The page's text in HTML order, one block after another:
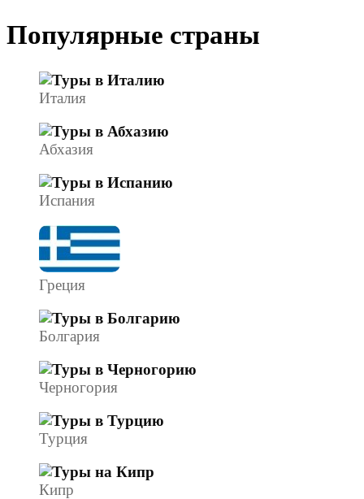
Популярные страны
Италия
Абхазия
Испания
Греция
Болгария
Черногория
Турция
Кипр